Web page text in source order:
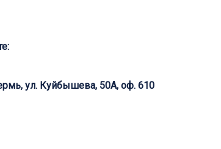
ул. Куйбышева, 50А, оф. 610